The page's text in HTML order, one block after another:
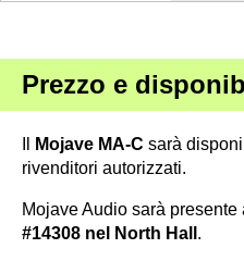
Prezzo e
Mojave MA-C sarà
rivenditori autorizzati.
Mojave Audio sarà presente
#14308 nel North Hall .